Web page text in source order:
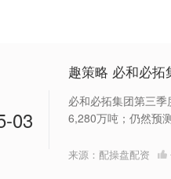
03
趣策略 必和必
必和必拓集团第三
6,280万吨；仍然预
来源：配操盘配资